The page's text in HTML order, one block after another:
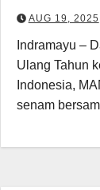
AUG 19, 2025
Indramayu –
Ulang Tahun
Indonesia,
senam